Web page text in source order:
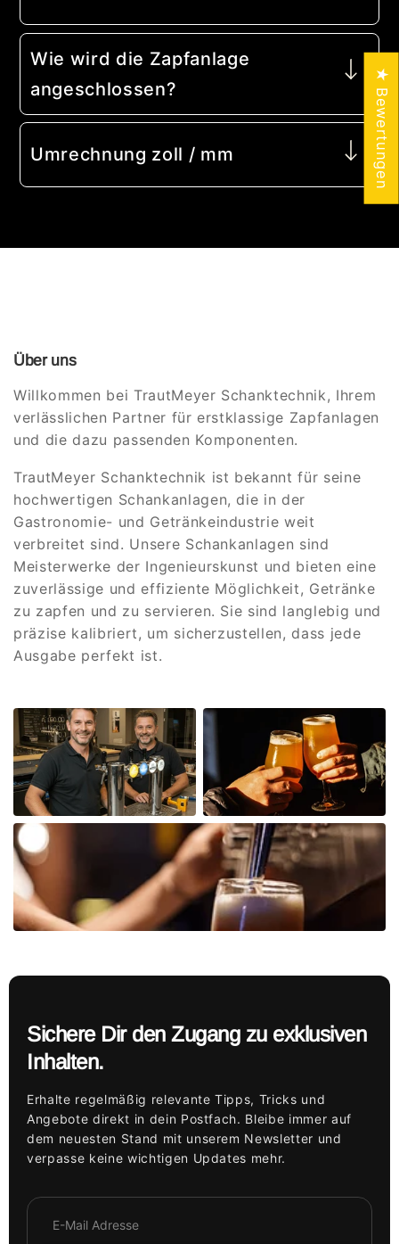
Wie wird die Zapfanlage
angeschlossen?
Umrechnung zoll / mm
Über uns
Willkommen bei TrautMeyer Schanktechnik, Ihrem
verlässlichen Partner für erstklassige Zapfanlagen
und die dazu passenden Komponenten.
TrautMeyer Schanktechnik ist bekannt für seine
hochwertigen Schankanlagen, die in der
Gastronomie- und Getränkeindustrie weit
verbreitet sind. Unsere Schankanlagen sind
Meisterwerke der Ingenieurskunst und bieten eine
zuverlässige und effiziente Möglichkeit, Getränke
zu zapfen und zu servieren. Sie sind langlebig und
präzise kalibriert, um sicherzustellen, dass jede
Ausgabe perfekt ist.
Sichere Dir den Zugang zu exklusiven
Inhalten.
Erhalte regelmäßig relevante Tipps, Tricks und
Angebote direkt in dein Postfach. Bleibe immer auf
dem neuesten Stand mit unserem Newsletter und
verpasse keine wichtigen Updates mehr.
★ Bewertungen